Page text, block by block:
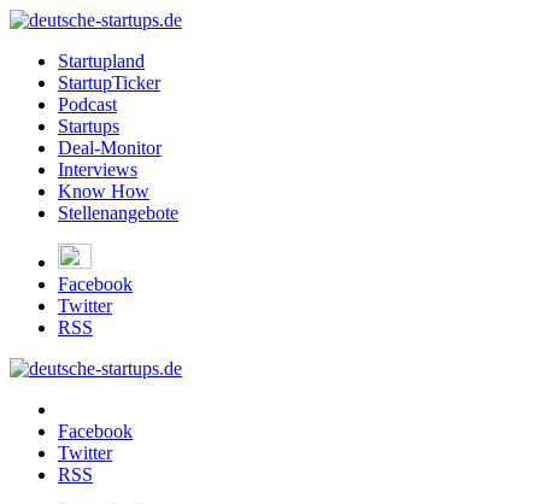
Startupland
StartupTicker
Podcast
Startups
Deal-Monitor
Interviews
Know How
Stellenangebote
Facebook
Twitter
RSS
Facebook
Twitter
RSS